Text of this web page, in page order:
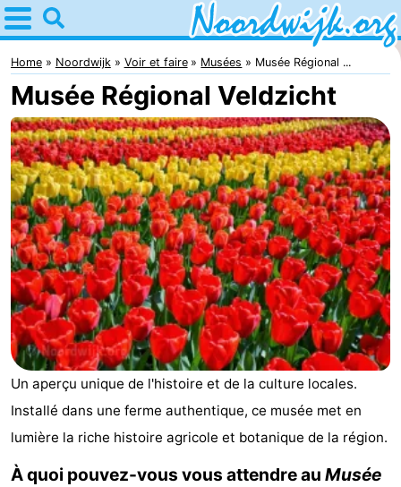
Home
Noordwijk
Astuces
Avec
les
enfants
Passer
la
nuit
Appartements
Campings
Chambre
d'hôtes
Chaumières
-
Gouden
De
-
Home Noordwijk Voir et faire Musées Musée Régional ...
Musée Régional Veldzicht
Un aperçu unique de l'histoire et de la culture locales.
Installé dans une ferme authentique, ce musée met en
lumière la riche histoire agricole et botanique de la région.
À quoi pouvez-vous vous attendre au Musée